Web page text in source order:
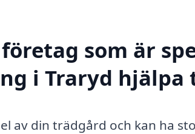
som är
i Traryd hjälpa
av din trädgård och kan ha